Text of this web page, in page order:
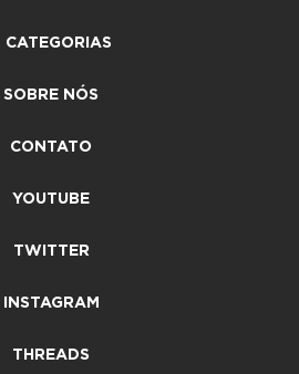
CATEGORIAS
SOBRE NÓS
CONTATO
YOUTUBE
TWITTER
INSTAGRAM
THREADS